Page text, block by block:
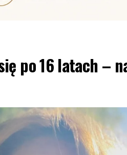
po 16 latach –